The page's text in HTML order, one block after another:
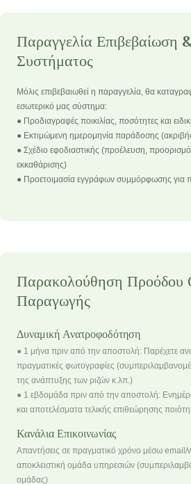
Παραγγελία Επιβεβαίωση
Συστήματος
Μόλις επιβεβαιωθεί η παραγγελία, θα
εσωτερικό μας σύστημα:
● Προδιαγραφές ποικιλίας, ποσότητες και
● Εκτιμώμενη ημερομηνία παράδοσης
● Σχέδιο εφοδιαστικής (προέλευση,
εκκαθάρισης)
● Προετοιμασία εγγράφων συμμόρφωσης για
Παρακολούθηση Προόδου
Παραγωγής
Δυναμική Ανατροφοδότηση
● 1 μήνα πριν από την αποστολή: Παρέχετε
πραγματικές φωτογραφίες
της ανάπτυξης των ριζών κ.λπ.)
● 1 εβδομάδα πριν από την αποστολή:
και αποτελέσματα τελικής επιθεώρησης
Κανάλια Επικοινωνίας
Απαντήσεις σε πραγματικό χρόνο μέσω email/
αποκλειστική ομάδα υπηρεσιών
ομάδας)